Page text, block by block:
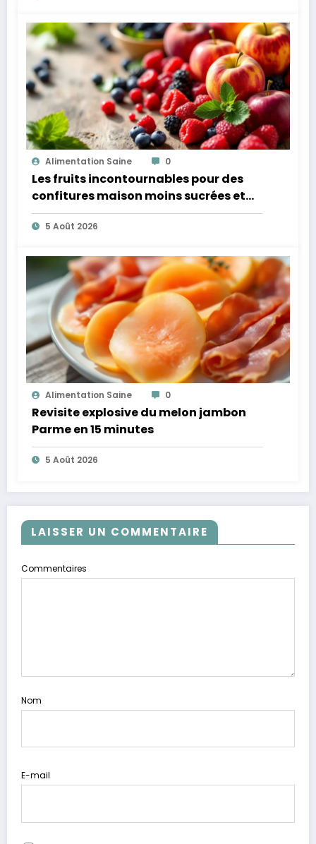
Alimentation Saine 0
Les fruits incontournables pour des
confitures maison moins sucrées et
plus légères
5 Août 2026
Alimentation Saine 0
Revisite explosive du melon jambon
Parme en 15 minutes
5 Août 2026
LAISSER UN COMMENTAIRE
Commentaires
Nom
E-mail